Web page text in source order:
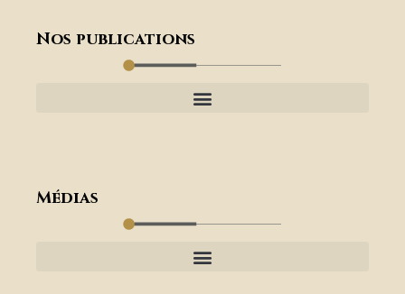
Nos publications
Médias